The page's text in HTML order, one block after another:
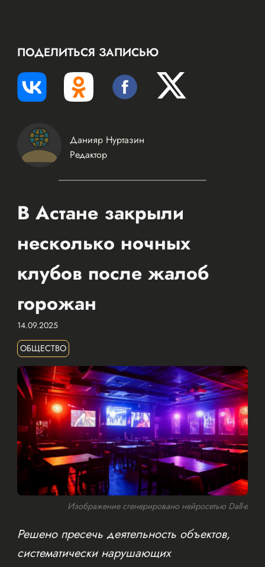
ПОДЕЛИТЬСЯ ЗАПИСЬЮ
Данияр Нуртазин
Редактор
В Астане закрыли
несколько ночных
клубов после жалоб
горожан
14.09.2025
ОБЩЕСТВО
Изображение сгенерировано нейросетью Dall-e
Решено пресечь деятельность объектов,
систематически нарушающих